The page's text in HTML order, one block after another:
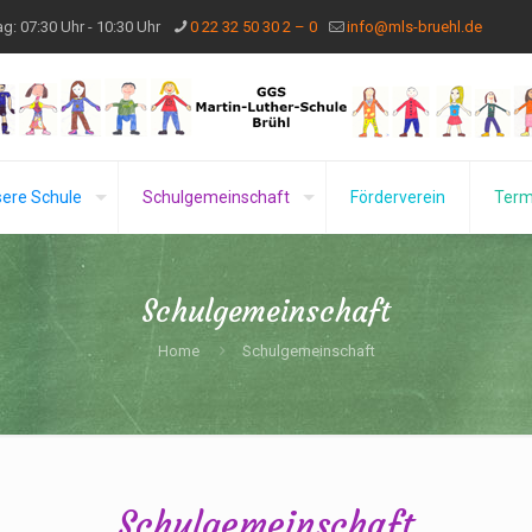
07:30 Uhr - 10:30 Uhr 0 22 32 50 30 2 – 0 info@mls-bruehl.de
Schule Schulgemeinschaft Förderverein
Schulgemeinschaft
Home Schulgemeinschaft